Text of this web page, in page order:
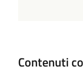
Contenuti